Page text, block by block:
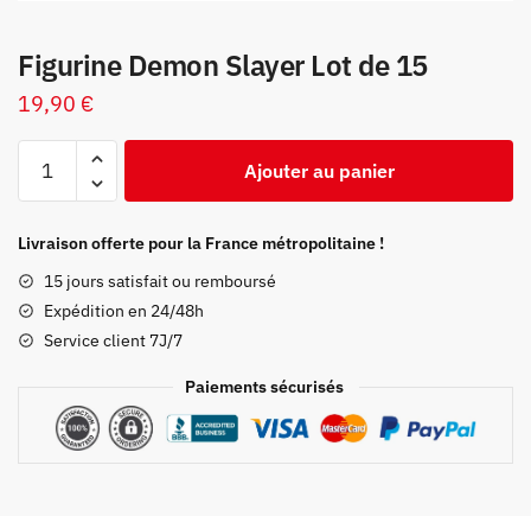
Figurine Demon Slayer Lot de 15
19,90 €
Demon
Lot
de
15
Ajouter au panier
Livraison offerte pour la France métropolitaine !
15 jours satisfait ou remboursé
Expédition en 24/48h
Service client 7J/7
Paiements sécurisés